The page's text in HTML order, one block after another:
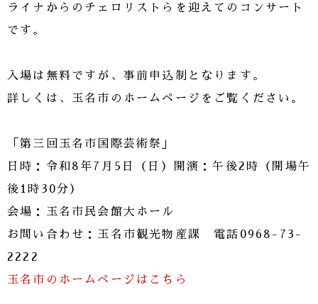
ライナからのチェロリストらを迎えてのコンサート
です。
入場は無料ですが、事前申込制となります。
詳しくは、玉名市のホームページをご覧ください。
「第三回玉名市国際芸術祭」
日時：令和8年7月5日（日）開演：午後2時（開場午
後1時30分）
会場：玉名市民会館大ホール
お問い合わせ：玉名市観光物産課 電話0968-73-
2222
玉名市のホームページはこちら